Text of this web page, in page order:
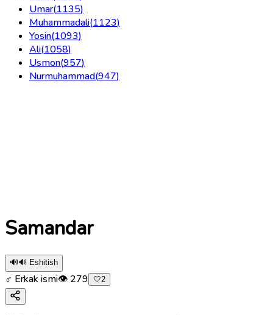
Umar(1135)
Muhammadali(1123)
Yosin(1093)
Ali(1058)
Usmon(957)
Nurmuhammad(947)
Samandar
🔊🔊 Eshitish
♂ Erkak ismi👁 279 🤍2